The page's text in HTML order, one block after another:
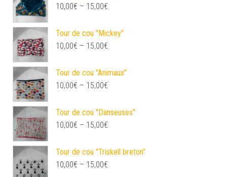
10,00€ – 15,00€
Tour de cou "Mickey"
10,00€ – 15,00€
Tour de cou "Animaux"
10,00€ – 15,00€
Tour de cou "Danseuses"
10,00€ – 15,00€
Tour de cou "Triskell breton"
10,00€ – 15,00€